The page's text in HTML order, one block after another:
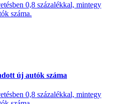
0,8 százalékkal, mintegy
száma.
új autók száma
0,8 százalékkal, mintegy